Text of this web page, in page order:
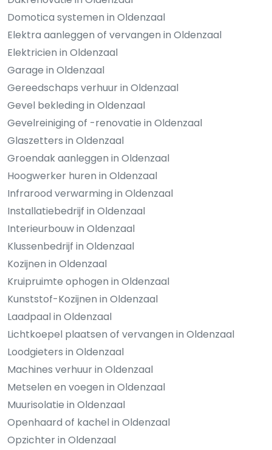
Domotica systemen in Oldenzaal
Elektra aanleggen of vervangen in Oldenzaal
Elektricien in Oldenzaal
Garage in Oldenzaal
Gereedschaps verhuur in Oldenzaal
Gevel bekleding in Oldenzaal
Gevelreiniging of -renovatie in Oldenzaal
Glaszetters in Oldenzaal
Groendak aanleggen in Oldenzaal
Hoogwerker huren in Oldenzaal
Infrarood verwarming in Oldenzaal
Installatiebedrijf in Oldenzaal
Interieurbouw in Oldenzaal
Klussenbedrijf in Oldenzaal
Kozijnen in Oldenzaal
Kruipruimte ophogen in Oldenzaal
Kunststof-Kozijnen in Oldenzaal
Laadpaal in Oldenzaal
Lichtkoepel plaatsen of vervangen in Oldenzaal
Loodgieters in Oldenzaal
Machines verhuur in Oldenzaal
Metselen en voegen in Oldenzaal
Muurisolatie in Oldenzaal
Openhaard of kachel in Oldenzaal
Opzichter in Oldenzaal